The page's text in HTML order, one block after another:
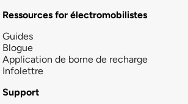
Ressources for électromobilistes
Guides
Blogue
Application de borne de recharge
Infolettre
Support